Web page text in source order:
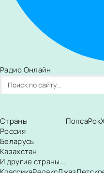
Радио Онлайн
Страны
Россия
Беларусь
Казахстан
И другие страны...
ПопсаРок